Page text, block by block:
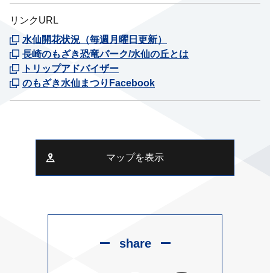
リンクURL
水仙開花状況（毎週月曜日更新）
長崎のもざき恐竜パーク/水仙の丘とは
トリップアドバイザー
のもざき水仙まつりFacebook
マップを表示
share